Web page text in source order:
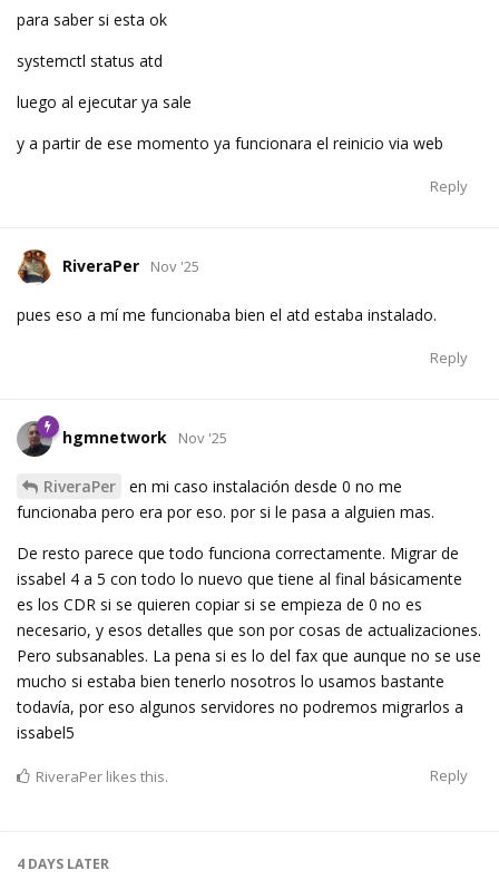
para saber si esta ok
systemctl status atd
luego al ejecutar ya sale
y a partir de ese momento ya funcionara el reinicio via web
Reply
RiveraPer Nov '25
pues eso a mí me funcionaba bien el atd estaba instalado.
Reply
hgmnetwork Nov '25
RiveraPer
en mi caso instalación desde 0 no me
funcionaba pero era por eso. por si le pasa a alguien mas.
De resto parece que todo funciona correctamente. Migrar de
issabel 4 a 5 con todo lo nuevo que tiene al final básicamente
es los CDR si se quieren copiar si se empieza de 0 no es
necesario, y esos detalles que son por cosas de actualizaciones.
Pero subsanables. La pena si es lo del fax que aunque no se use
mucho si estaba bien tenerlo nosotros lo usamos bastante
todavía, por eso algunos servidores no podremos migrarlos a
issabel5
Reply
RiveraPer likes this.
4 DAYS LATER